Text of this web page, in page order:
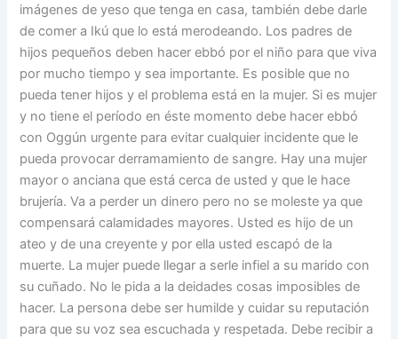
imágenes de yeso que tenga en casa, también debe darle
de comer a Ikú que lo está merodeando. Los padres de
hijos pequeños deben hacer ebbó por el niño para que viva
por mucho tiempo y sea importante. Es posible que no
pueda tener hijos y el problema está en la mujer. Si es mujer
y no tiene el período en éste momento debe hacer ebbó
con Oggún urgente para evitar cualquier incidente que le
pueda provocar derramamiento de sangre. Hay una mujer
mayor o anciana que está cerca de usted y que le hace
brujería. Va a perder un dinero pero no se moleste ya que
compensará calamidades mayores. Usted es hijo de un
ateo y de una creyente y por ella usted escapó de la
muerte. La mujer puede llegar a serle infiel a su marido con
su cuñado. No le pida a la deidades cosas imposibles de
hacer. La persona debe ser humilde y cuidar su reputación
para que su voz sea escuchada y respetada. Debe recibir a